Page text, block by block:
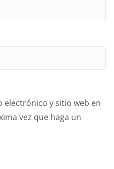
y sitio web en
vez que haga un